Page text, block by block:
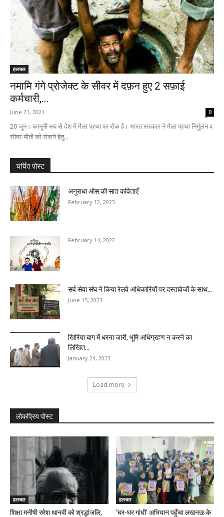
हलचल
नमामि गंगे प्रोजेक्ट के सीवर में दफ़न हुए 2 सफ़ाई
कर्मचारी,...
June 21, 2021 0
20 जून। कानूनी रूप से देश में मैला प्रथा पर रोक है। भारत सरकार ने मैला प्रथा निर्मूलन व
सीवर मौतों को रोकने हेतु...
चर्चित पोस्ट
अनुराधा ओस की सात कविताएँ
February 12, 2023
February 14, 2022
सर्व सेवा संघ ने किया रेलवे अधिकारियों पर दस्तावेजों के साथ...
June 15, 2023
खिरिया बाग में धरना जारी, भूमि अधिग्रहण न करने का
लिखित...
January 24, 2023
Load more
लोकप्रिय पोस्ट
हलचल
शिक्षा मनीषी रमेश थानवी को श्रद्धांजलि,
हलचल
‘घर-घर गांधी’ अभियान पहुँचा लखनऊ के